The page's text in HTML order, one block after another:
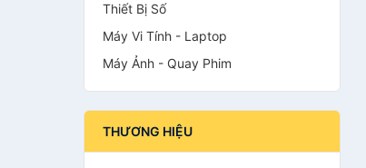
Thiết Bị Số
Máy Vi Tính - Laptop
Máy Ảnh - Quay Phim
THƯƠNG HIỆU